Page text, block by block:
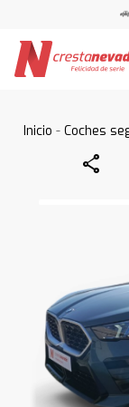
Inicio -Coches
Share